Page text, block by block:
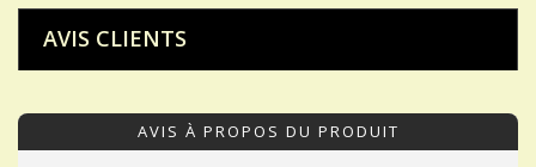
AVIS CLIENTS
AVIS À PROPOS DU PRODUIT